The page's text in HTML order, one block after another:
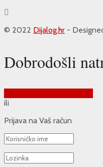
© 2022 Dijalog.hr -
Dobrodošli
ili
Prijava na Vaš račun